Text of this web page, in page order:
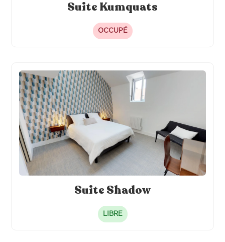
Suite Kumquats
OCCUPÉ
Suite Shadow
LIBRE